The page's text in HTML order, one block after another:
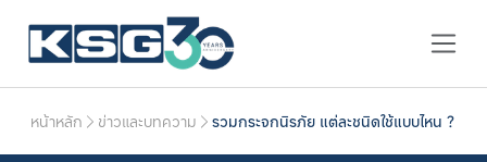
หน้าหลัก ข่าวและบทความ รวมกระจกนิรภัย แต่ละชนิดใช้แบบไหน ?